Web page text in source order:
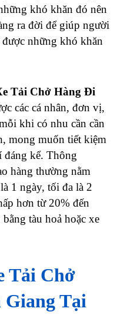
khó khăn đó nên
ra đời để giúp người
những khó khăn
Tải Chở Hàng Đi
các cá nhân, đơn vị,
khi có nhu cần cần
mong muốn tiết kiệm
đáng kể. Thông
hàng thường nằm
1 ngày, tối đa là 2
hơn từ 20% đến
tàu hoả hoặc xe
Tải Chở
Tại